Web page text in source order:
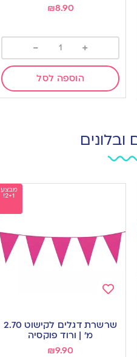
₪8.90
+
-
הוספה לסל
ובלונים
מבצע
2+1!
to
wishlist
שרשרת דגלים לקישוט 2.70
מ’ | ורוד פוקסיה
₪9.90